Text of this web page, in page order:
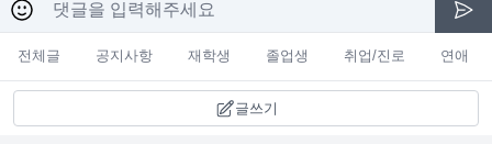
전체글 공지사항 재학생 졸업생 취업/진로 연애
글쓰기